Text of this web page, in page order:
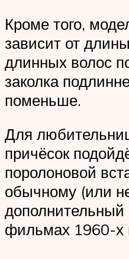
Кроме того,
зависит от
длинных волос
заколка
поменьше.
Для
причёсок
поролоновой
обычному (или
дополнительный
фильмах 1960-х